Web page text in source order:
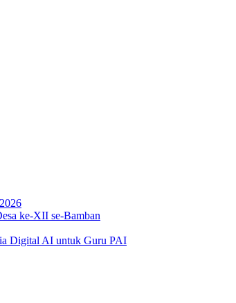
ke-XII se-Bamban
Digital AI untuk Guru PAI